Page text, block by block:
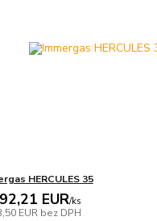
HERCULES 35
EUR/ks
EUR bez DPH